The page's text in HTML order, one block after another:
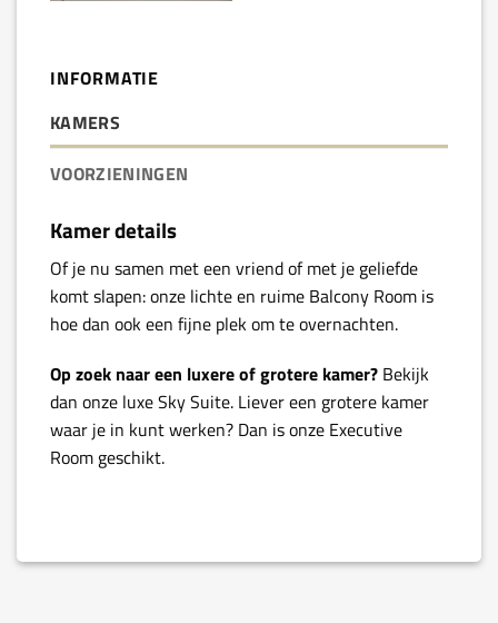
INFORMATIE
KAMERS
VOORZIENINGEN
Kamer details
Of je nu samen met een vriend of met je geliefde
komt slapen: onze lichte en ruime Balcony Room is
hoe dan ook een fijne plek om te overnachten.
Op zoek naar een luxere of grotere kamer? Bekijk
dan onze luxe Sky Suite. Liever een grotere kamer
waar je in kunt werken? Dan is onze Executive
Room geschikt.